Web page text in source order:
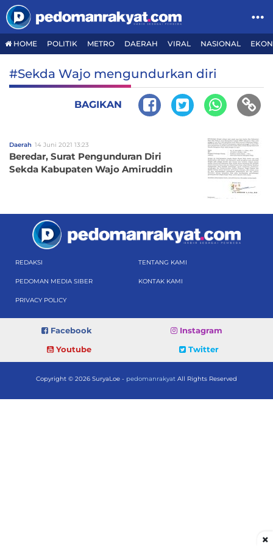
HOME POLITIK METRO DAERAH VIRAL NASIONAL
#Sekda Wajo mengundurkan diri
BAGIKAN
Daerah 14 Juni 2021 13:23
Beredar, Surat Pengunduran Diri
Sekda Kabupaten Wajo Amiruddin
REDAKSI TENTANG KAMI
PEDOMAN MEDIA SIBER KONTAK KAMI
PRIVACY POLICY
Facebook
Instagram
Youtube
Twitter
Copyright © 2026 SuryaLoe - pedomanrakyat All Rights Reserved
×